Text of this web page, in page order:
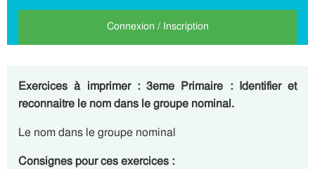
Connexion / Inscription
Exercices à imprimer : 3eme Primaire : Identifier et
reconnaitre le nom dans le groupe nominal.
Le nom dans le groupe nominal
Consignes pour ces exercices :